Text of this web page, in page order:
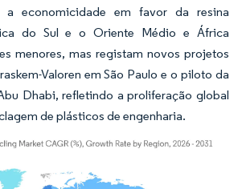
a economicidade em favor da resina
do Sul e o Oriente Médio e África
menores, mas registam novos projetos
Valoren em São Paulo e o piloto da
Dhabi, refletindo a proliferação global
de plásticos de engenharia.